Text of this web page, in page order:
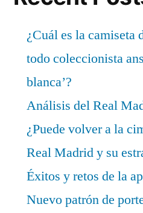
¿Cuál es la camiseta
todo coleccionista
blanca’?
Análisis del Real
¿Puede volver a la
Real Madrid y su
Éxitos y retos de la
Nuevo patrón de